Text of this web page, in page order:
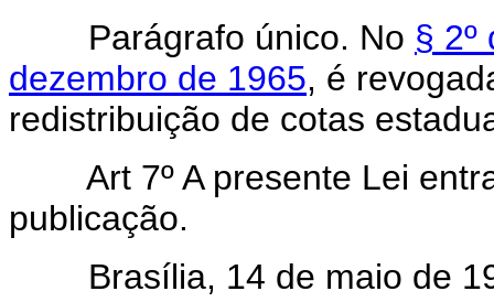
Parágrafo único. No § 2º
dezembro de 1965, é
redistribuição de cotas
Art 7º A presente Lei
publicação.
Brasília, 14 de maio de